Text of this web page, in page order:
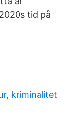
tid på
kriminalitet